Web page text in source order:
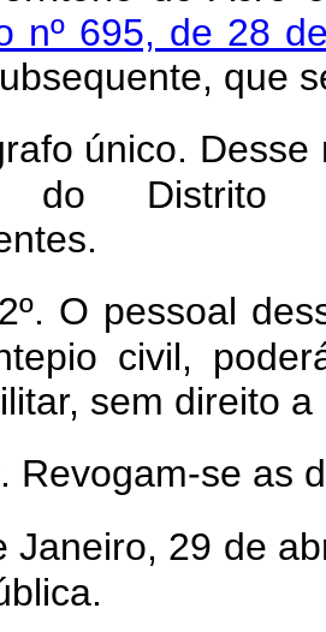
nº 695, de 28
que
único.
do Distrito
O pessoal
civil,
sem direito
Revogam-se as
Janeiro, 29 de